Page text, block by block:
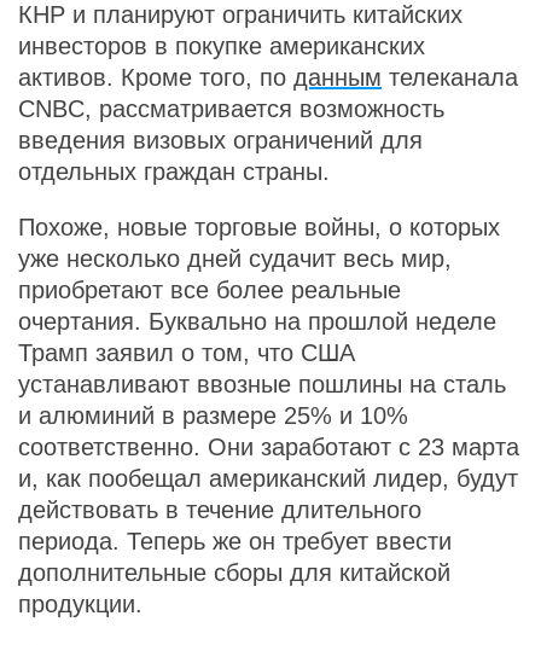
КНР и планируют ограничить китайских
инвесторов в покупке американских
активов. Кроме того, по данным телеканала
CNBC, рассматривается возможность
введения визовых ограничений для
отдельных граждан страны.
Похоже, новые торговые войны, о которых
уже несколько дней судачит весь мир,
приобретают все более реальные
очертания. Буквально на прошлой неделе
Трамп заявил о том, что США
устанавливают ввозные пошлины на сталь
и алюминий в размере 25% и 10%
соответственно. Они заработают с 23 марта
и, как пообещал американский лидер, будут
действовать в течение длительного
периода. Теперь же он требует ввести
дополнительные сборы для китайской
продукции.